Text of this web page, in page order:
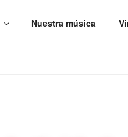
Nuestra música